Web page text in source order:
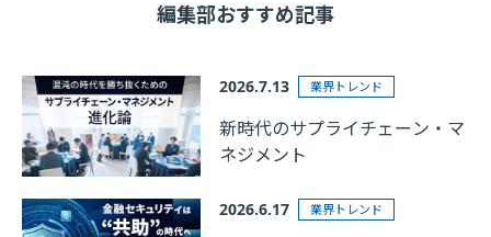
編集部おすすめ記事
2026.7.13 業界トレンド
新時代のサプライチェーン・マ
ネジメント
2026.6.17 業界トレンド